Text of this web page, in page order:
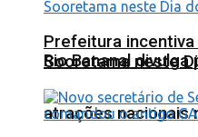
Rio Bananal
atrações nacionais
Prefeitura
Sooretama neste